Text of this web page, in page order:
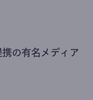
の有名メディア